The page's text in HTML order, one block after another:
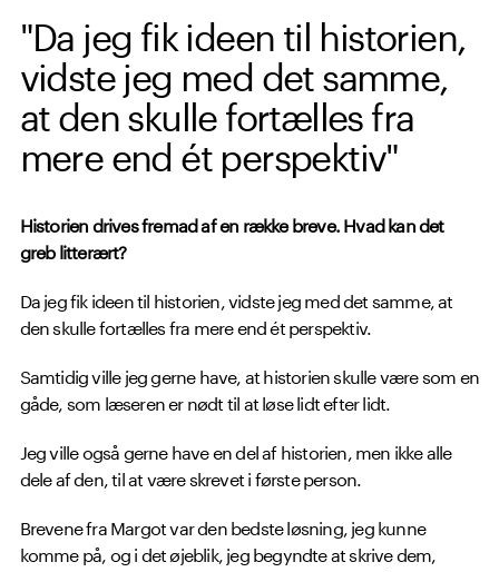
"Da jeg fik ideen til historien,
vidste jeg med det samme,
at den skulle fortælles fra
mere end ét perspektiv"
Historien drives fremad af en række breve. Hvad kan det
greb litterært?
Da jeg fik ideen til historien, vidste jeg med det samme, at
den skulle fortælles fra mere end ét perspektiv.
Samtidig ville jeg gerne have, at historien skulle være som en
gåde, som læseren er nødt til at løse lidt efter lidt.
Jeg ville også gerne have en del af historien, men ikke alle
dele af den, til at være skrevet i første person.
Brevene fra Margot var den bedste løsning, jeg kunne
komme på, og i det øjeblik, jeg begyndte at skrive dem,